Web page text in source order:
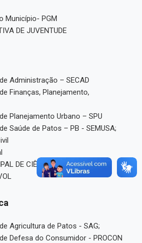
Município- PGM
DE JUVENTUDE
Administração – SECAD
Finanças, Planejamento,
Planejamento Urbano – SPU
Saúde de Patos – PB - SEMUSA;
DE CIÊNCIA, TECNOLOGIA,
Agricultura de Patos - SAG;
Defesa do Consumidor - PROCON